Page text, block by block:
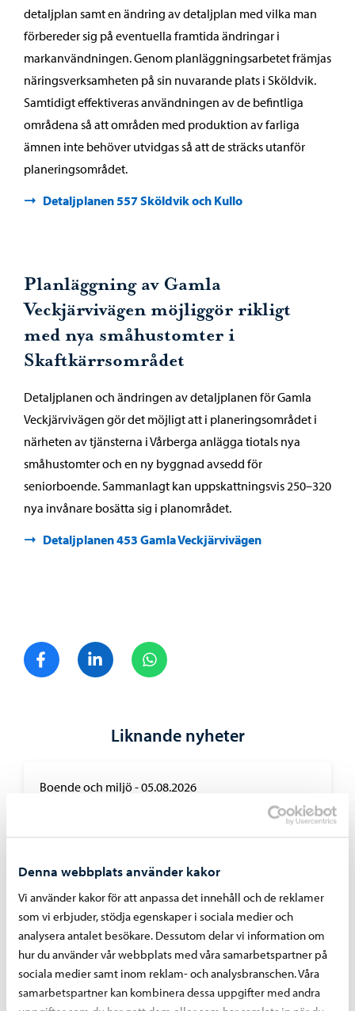
Denna webbplats använder kakor
Vi använder kakor för att anpassa det innehåll och de reklamer
som vi erbjuder, stödja egenskaper i sociala medier och
analysera antalet besökare. Dessutom delar vi information om
hur du använder vår webbplats med våra samarbetspartner på
sociala medier samt inom reklam- och analysbranschen. Våra
samarbetspartner kan kombinera dessa uppgifter med andra
detaljplan samt en ändring av detaljplan med vilka man
förbereder sig på eventuella framtida ändringar i
markanvändningen. Genom planläggningsarbetet främjas
näringsverksamheten på sin nuvarande plats i Sköldvik.
Samtidigt effektiveras användningen av de befintliga
områdena så att områden med produktion av farliga
ämnen inte behöver utvidgas så att de sträcks utanför
planeringsområdet.
Detaljplanen 557 Sköldvik och Kullo
Planläggning av Gamla
Veckjärvivägen möjliggör rikligt
med nya småhustomter i
Skaftkärrsområdet
Detaljplanen och ändringen av detaljplanen för Gamla
Veckjärvivägen gör det möjligt att i planeringsområdet i
närheten av tjänsterna i Vårberga anlägga tiotals nya
småhustomter och en ny byggnad avsedd för
seniorboende. Sammanlagt kan uppskattningsvis 250–320
nya invånare bosätta sig i planområdet.
Detaljplanen 453 Gamla Veckjärvivägen
Dela på FacebookDela på LinkedIn
Liknande nyheter
Boende och miljö-05.08.2026
Faktureringen av dagvattenavgifter inleds i
september – avgiftsgrunderna har reviderats